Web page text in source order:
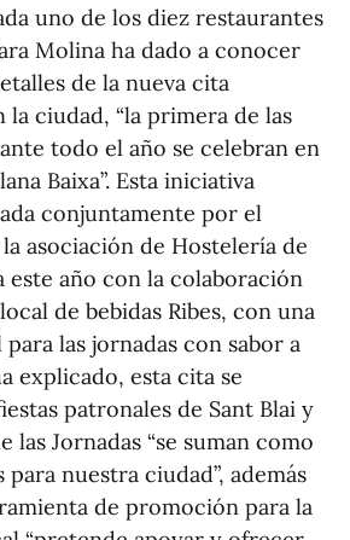
uno de los diez restaurantes
Molina ha dado a conocer
de la nueva cita
la ciudad, “la primera de las
todo el año se celebran en
Baixa”. Esta iniciativa
conjuntamente por el
asociación de Hostelería de
este año con la colaboración
de bebidas Ribes, con una
las jornadas con sabor a
explicado, esta cita se
patronales de Sant Blai y
las Jornadas “se suman como
nuestra ciudad”, además
de promoción para la